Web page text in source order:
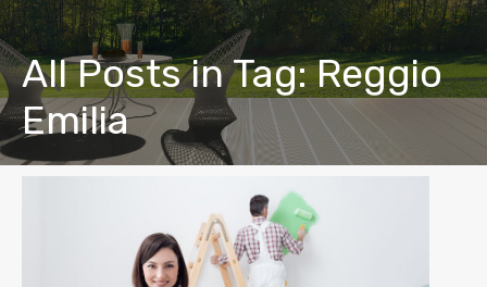
All Posts in Tag: Reggio
Emilia